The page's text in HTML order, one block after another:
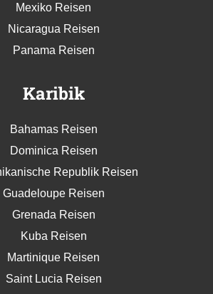
Mexiko Reisen
Nicaragua Reisen
Panama Reisen
Karibik
Bahamas Reisen
Dominica Reisen
Republik Reisen
Guadeloupe Reisen
Grenada Reisen
Kuba Reisen
Martinique Reisen
Saint Lucia Reisen